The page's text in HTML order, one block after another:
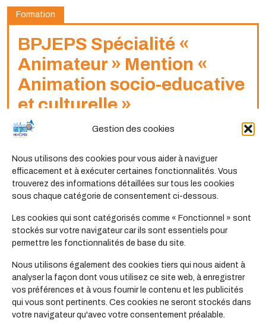
Gestion des cookies
Nous utilisons des cookies pour vous aider à naviguer
efficacement et à exécuter certaines fonctionnalités. Vous
trouverez des informations détaillées sur tous les cookies
sous chaque catégorie de consentement ci-dessous.
Les cookies qui sont catégorisés comme « Fonctionnel » sont
stockés sur votre navigateur car ils sont essentiels pour
permettre les fonctionnalités de base du site.
Nous utilisons également des cookies tiers qui nous aident à
analyser la façon dont vous utilisez ce site web, à enregistrer
vos préférences et à vous fournir le contenu et les publicités
qui vous sont pertinents. Ces cookies ne seront stockés dans
votre navigateur qu'avec votre consentement préalable.
Formation
BPJEPS Spécialité «
Animateur » Mention «
Animation socio-educative
et culturelle »
Culturelle, une formation professionnelle qui vous
prépare à un métier passionnant et humain : celui...
Formation
CPJEPS AAVQ «
Animateur d’activités et de